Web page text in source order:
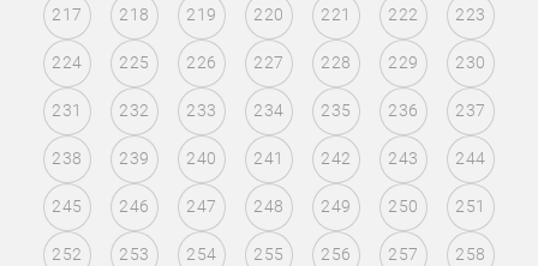
217 218 219 220 221 222 223
224 225 226 227 228 229 230
231 232 233 234 235 236 237
238 239 240 241 242 243 244
245 246 247 248 249 250 251
252 253 254 255 256 257 258